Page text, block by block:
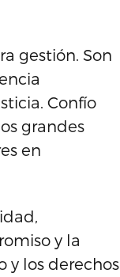
gestión. Son
Confío
grandes
en
y la
y los derechos